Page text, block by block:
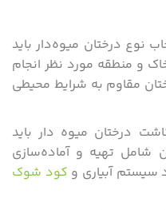
نوع درختان میوه‌دار باید
و منطقه مورد نظر انجام
مقاوم به شرایط محیطی
درختان میوه ‌دار باید
شامل تهیه و آماده‌سازی
سیستم آبیاری و کود شوک